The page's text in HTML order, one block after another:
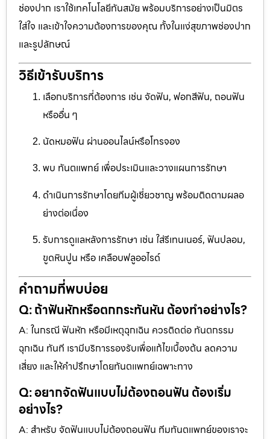
ช่องปาก เราใช้เทคโนโลยีทันสมัย พร้อมบริการอย่างเป็นมิตร
ใส่ใจ และเข้าใจความต้องการของคุณ ทั้งในแง่สุขภาพช่องปาก
และรูปลักษณ์
วิธีเข้ารับบริการ
เลือกบริการที่ต้องการ เช่น จัดฟัน, ฟอกสีฟัน, ถอนฟัน
หรืออื่น ๆ
นัดหมอฟัน ผ่านออนไลน์หรือโทรจอง
พบ ทันตแพทย์ เพื่อประเมินและวางแผนการรักษา
ดำเนินการรักษาโดยทีมผู้เชี่ยวชาญ พร้อมติดตามผลอ
ย่างต่อเนื่อง
รับการดูแลหลังการรักษา เช่น ใส่รีเทนเนอร์, ฟันปลอม,
ขูดหินปูน หรือ เคลือบฟลูออไรด์
คำถามที่พบบ่อย
Q: ถ้าฟันหักหรือตกกระทันหัน ต้องทำอย่างไร?
A: ในกรณี ฟันหัก หรือมีเหตุฉุกเฉิน ควรติดต่อ ทันตกรรม
ฉุกเฉิน ทันที เรามีบริการรองรับเพื่อแก้ไขเบื้องต้น ลดความ
เสี่ยง และให้คำปรึกษาโดยทันตแพทย์เฉพาะทาง
Q: อยากจัดฟันแบบไม่ต้องถอนฟัน ต้องเริ่ม
อย่างไร?
A: สำหรับ จัดฟันแบบไม่ต้องถอนฟัน ทีมทันตแพทย์ของเราจะ